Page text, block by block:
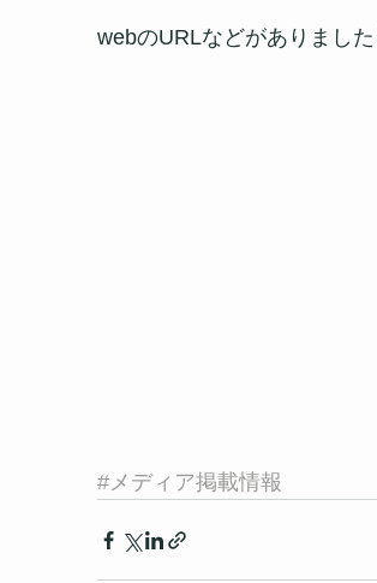
webのURLなどがありまし
#メディア掲載情報